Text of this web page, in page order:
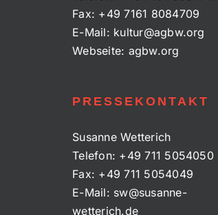
Fax: +49 7161 8084709
E-Mail: kultur@agbw.org
Webseite: agbw.org
PRESSEKONTAKT
Susanne Wetterich
Telefon: +49 711 5054050
Fax: +49 711 5054049
E-Mail: sw@susanne-
wetterich.de